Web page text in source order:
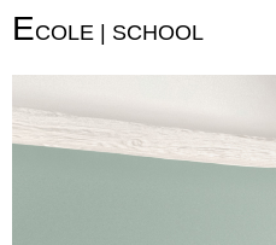
ECOLE | SCHOOL